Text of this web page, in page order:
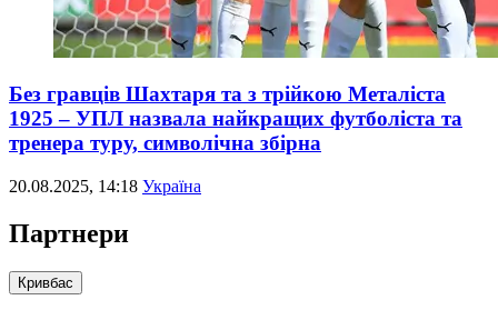
Без гравців Шахтаря та з трійкою Металіста
1925 – УПЛ назвала найкращих футболіста та
тренера туру, символічна збірна
20.08.2025, 14:18 Україна
Партнери
Кривбас